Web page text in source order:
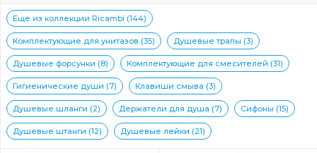
Еще из коллекции Ricambi (144)
Комплектующие для унитазов (35) Душевые трапы (3)
Душевые форсунки (8) Комплектующие для смесителей (31)
Гигиенические души (7) Клавиши смыва (3)
Душевые шланги (2) Держатели для душа (7) Сифоны (15)
Душевые штанги (12) Душевые лейки (21)